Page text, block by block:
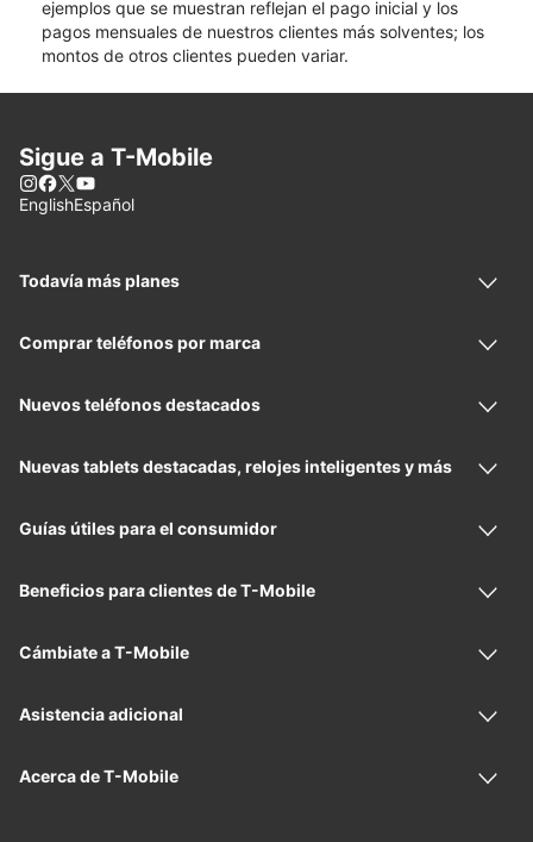
ejemplos que se muestran reflejan el pago inicial y los
pagos mensuales de nuestros clientes más solventes; los
montos de otros clientes pueden variar.